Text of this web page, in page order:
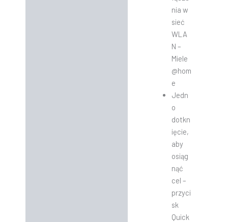
nia w
sieć
WLA
N –
Miele
@hom
e
Jedn
o
dotkn
ięcie,
aby
osiąg
nąć
cel –
przyci
sk
Quick